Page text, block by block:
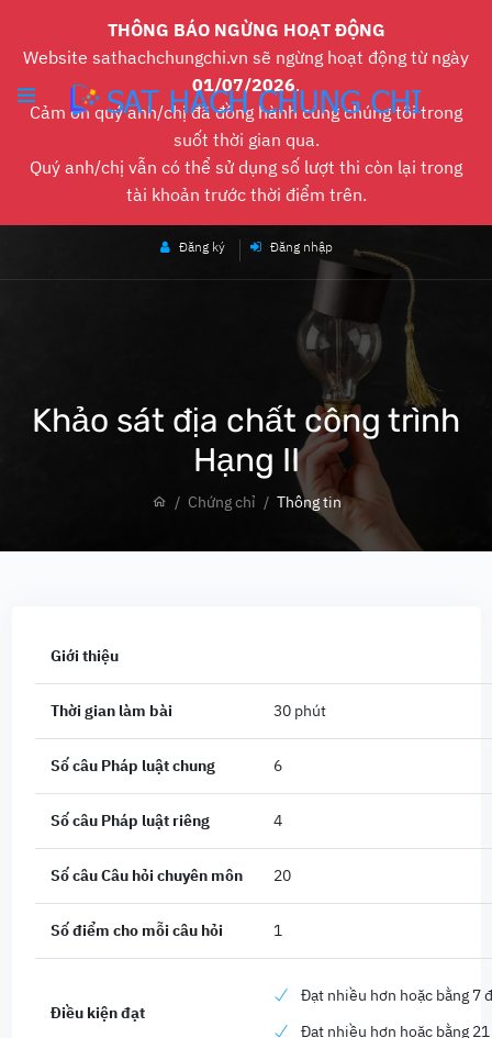
THÔNG BÁO NGỪNG HOẠT ĐỘNG
Website sathachchungchi.vn sẽ ngừng hoạt động từ ngày
01/07/2026.
Cảm ơn quý anh/chị đã đồng hành cùng chúng tôi trong
suốt thời gian qua.
Quý anh/chị vẫn có thể sử dụng số lượt thi còn lại trong
tài khoản trước thời điểm trên.
Đăng ký Đăng nhập
Khảo sát địa chất công trình
Hạng II
Chứng chỉ Thông tin
Giới thiệu
Thời gian làm bài 30 phút
Số câu Pháp luật chung 6
Số câu Pháp luật riêng 4
Số câu Câu hỏi chuyên môn 20
Số điểm cho mỗi câu hỏi 1
Điều kiện đạt
Đạt nhiều hơn hoặc bằng 7
Đạt nhiều hơn hoặc bằng